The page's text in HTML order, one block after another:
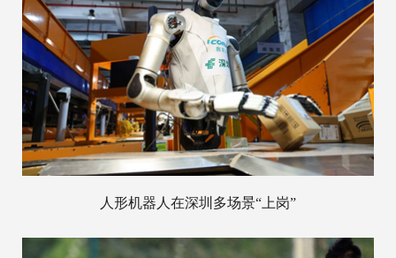
人形机器人在深圳多场景“上岗”